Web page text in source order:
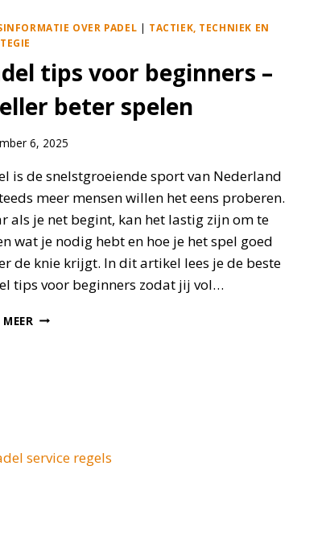
OVER PADEL | TACTIEK, TECHNIEK EN
tips voor beginners –
beter spelen
6, 2025
is de snelstgroeiende sport van Nederland
meer mensen willen het eens proberen.
als je net begint, kan het lastig zijn om te
wat je nodig hebt en hoe je het spel goed
de knie krijgt. In dit artikel lees je de beste
tips voor beginners zodat jij vol…
MEER PADEL